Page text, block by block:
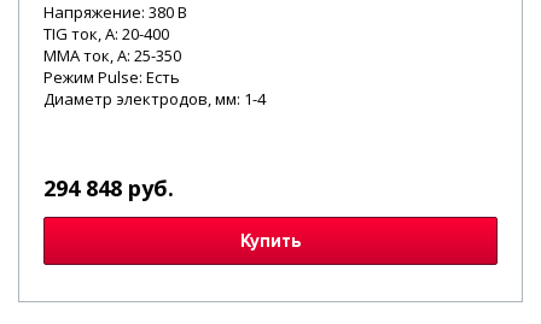
Напряжение: 380 В
TIG ток, А: 20-400
MMA ток, А: 25-350
Режим Pulse: Есть
Диаметр электродов, мм: 1-4
294 848 руб.
Купить